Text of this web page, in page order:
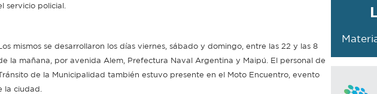
servicio policial.
mismos se desarrollaron los días viernes, sábado y domingo, entre las 22 y las 8
la mañana, por avenida Alem, Prefectura Naval Argentina y Maipú. El personal de
de la Municipalidad también estuvo presente en el Moto Encuentro, evento
la ciudad.